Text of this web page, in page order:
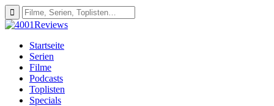
Startseite
Serien
Filme
Podcasts
Toplisten
Specials